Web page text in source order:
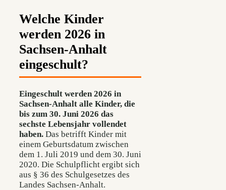
Welche Kinder
werden 2026 in
Sachsen-Anhalt
eingeschult?
Eingeschult werden 2026 in
Sachsen-Anhalt alle Kinder, die
bis zum 30. Juni 2026 das
sechste Lebensjahr vollendet
haben. Das betrifft Kinder mit
einem Geburtsdatum zwischen
dem 1. Juli 2019 und dem 30. Juni
2020. Die Schulpflicht ergibt sich
aus § 36 des Schulgesetzes des
Landes Sachsen-Anhalt.